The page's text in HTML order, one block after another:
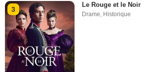
3
Le Rouge et le Noir
Drame Historique